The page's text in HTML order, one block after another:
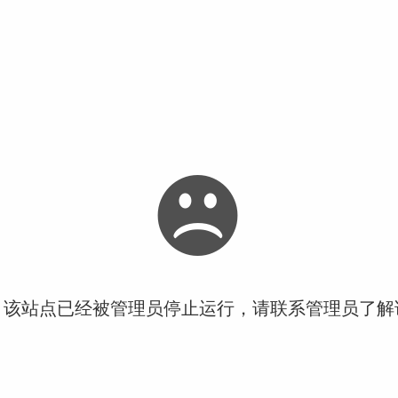
站点已经被管理员停止运行，请联系管理员了